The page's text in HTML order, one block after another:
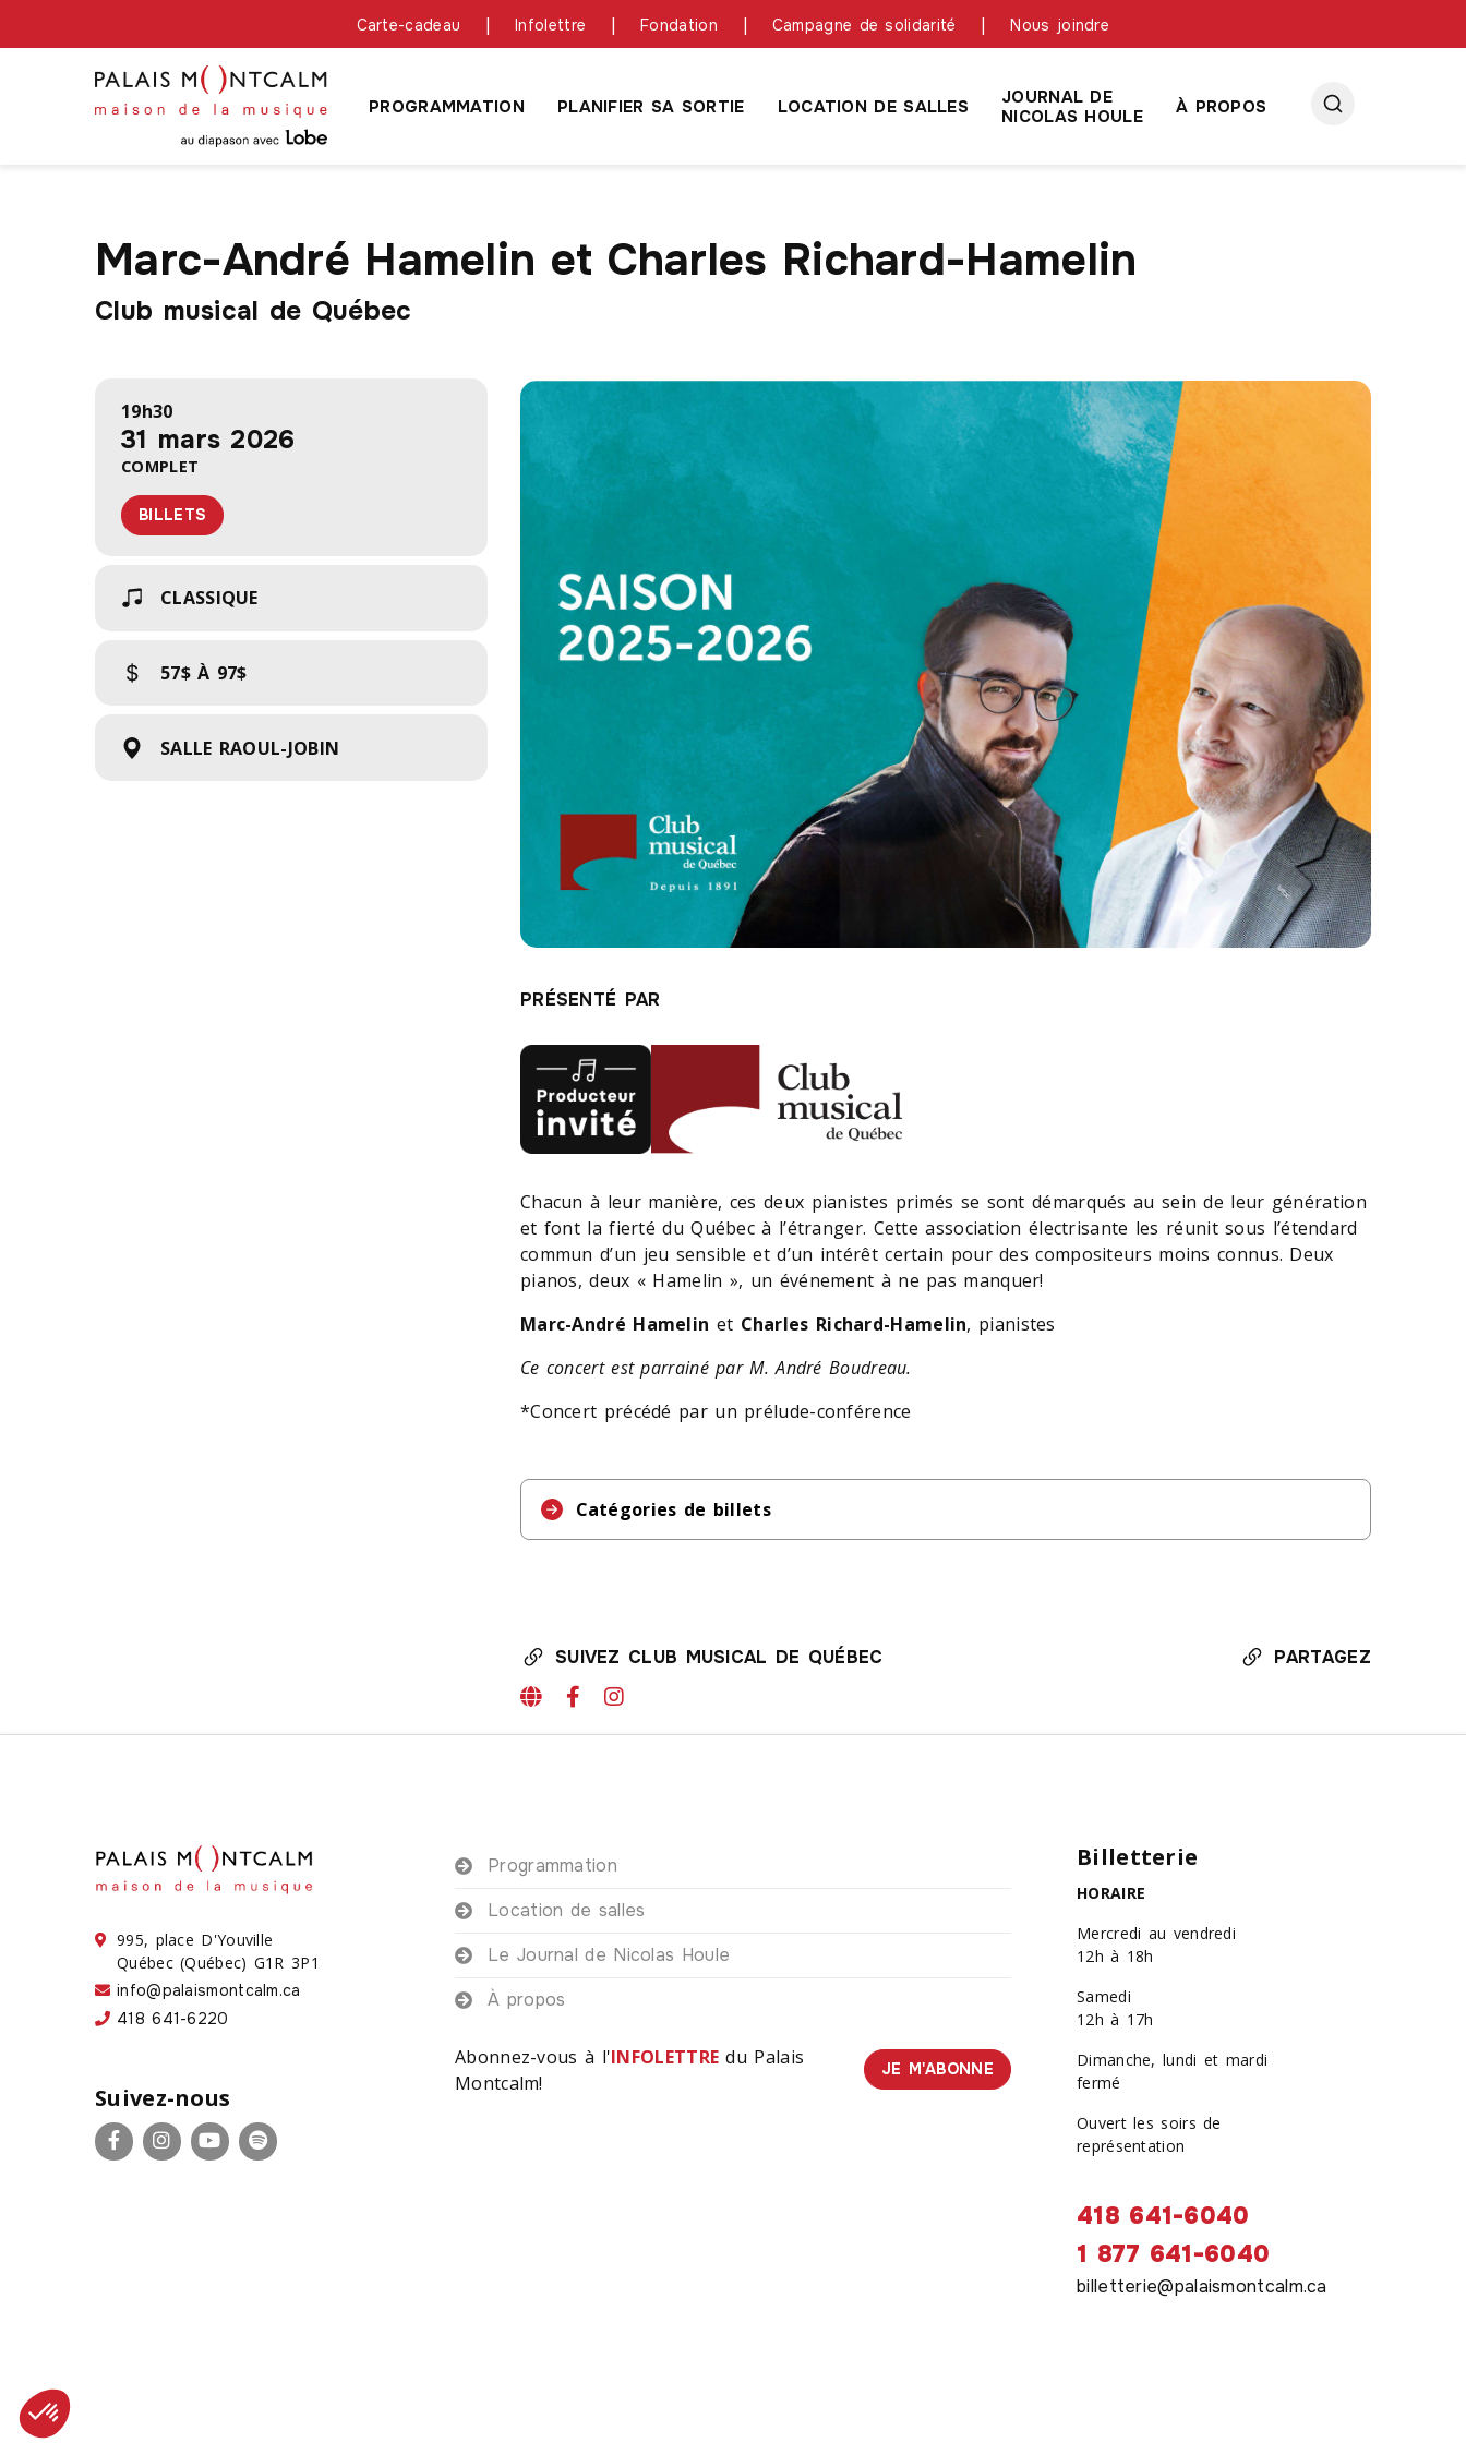
Carte-cadeau Infolettre Fondation Campagne de solidarité Nous joindre
PROGRAMMATION PLANIFIER SA SORTIE LOCATION DE SALLES
JOURNAL DE
NICOLAS HOULE
À PROPOS
Marc-André Hamelin et Charles Richard-Hamelin
Club musical de Québec
19h30
31 mars 2026
COMPLET
BILLETS
CLASSIQUE
57$ À 97$
SALLE RAOUL-JOBIN
PRÉSENTÉ PAR
Chacun à leur manière, ces deux pianistes primés se sont démarqués au sein de leur génération
et font la fierté du Québec à l’étranger. Cette association électrisante les réunit sous l’étendard
commun d’un jeu sensible et d’un intérêt certain pour des compositeurs moins connus. Deux
pianos, deux « Hamelin », un événement à ne pas manquer!
Marc-André Hamelin et Charles Richard-Hamelin, pianistes
Ce concert est parrainé par M. André Boudreau.
*Concert précédé par un prélude-conférence
Catégories de billets
Catégorie 3 : 72$
Catégorie 4 : 57$
SUIVEZ CLUB MUSICAL DE QUÉBEC PARTAGEZ
995, place D'Youville
Québec (Québec) G1R 3P1
info@palaismontcalm.ca
418 641-6220
Suivez-nous
FacebookInstagram
YouTubeSpotify
Programmation
Location de salles
Le Journal de Nicolas Houle
À propos
Abonnez-vous à l'INFOLETTRE du Palais
Montcalm!
JE M'ABONNE
Billetterie
HORAIRE
Mercredi au vendredi
12h à 18h
Samedi
12h à 17h
Dimanche, lundi et mardi
fermé
Ouvert les soirs de
représentation
418 641-6040
1 877 641-6040
billetterie@palaismontcalm.ca